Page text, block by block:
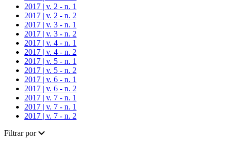
2017 | v. 2 - n. 1
2017 | v. 2 - n. 2
2017 | v. 3 - n. 1
2017 | v. 3 - n. 2
2017 | v. 4 - n. 1
2017 | v. 4 - n. 2
2017 | v. 5 - n. 1
2017 | v. 5 - n. 2
2017 | v. 6 - n. 1
2017 | v. 6 - n. 2
2017 | v. 7 - n. 1
2017 | v. 7 - n. 1
2017 | v. 7 - n. 2
Filtrar por